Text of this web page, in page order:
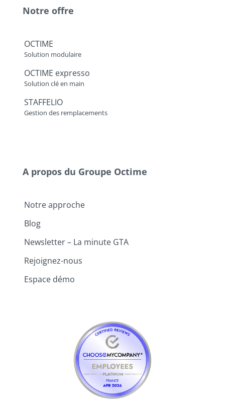
Notre offre
OCTIME
Solution modulaire
OCTIME expresso
Solution clé en main
STAFFELIO
Gestion des remplacements
A propos du Groupe Octime
Notre approche
Blog
Newsletter – La minute GTA
Rejoignez-nous
Espace démo